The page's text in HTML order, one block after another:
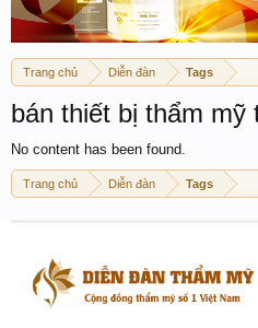
Trang chủ Diễn đàn Tags
bán thiết bị thẩm mỹ
No content has been found.
Trang chủ Diễn đàn Tags